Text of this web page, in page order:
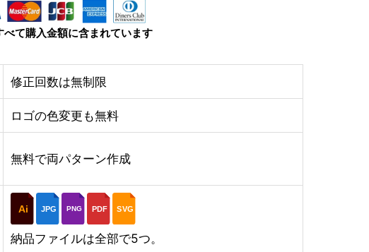
べて購入金額に含まれています
修正回数は無制限
ロゴの色変更も無料
無料で両パターン作成
Ai JPG PNG PDF SVG
納品ファイルは全部で5つ。